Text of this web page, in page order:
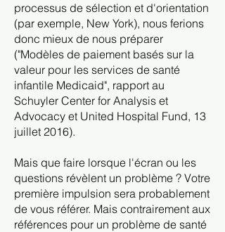
processus de sélection et d'orientation
(par exemple, New York), nous ferions
donc mieux de nous préparer
("Modèles de paiement basés sur la
valeur pour les services de santé
infantile Medicaid", rapport au
Schuyler Center for Analysis et
Advocacy et United Hospital Fund, 13
juillet 2016).
Mais que faire lorsque l'écran ou les
questions révèlent un problème ? Votre
première impulsion sera probablement
de vous référer. Mais contrairement aux
références pour un problème de santé